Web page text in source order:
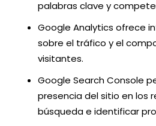
palabras clave y
Google Analytics ofrece
sobre el tráfico y el
visitantes.
Google Search Console
presencia del sitio en los
búsqueda e identificar